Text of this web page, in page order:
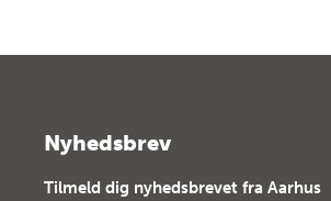
Nyhedsbrev
Tilmeld dig nyhedsbrevet fra Aarhus